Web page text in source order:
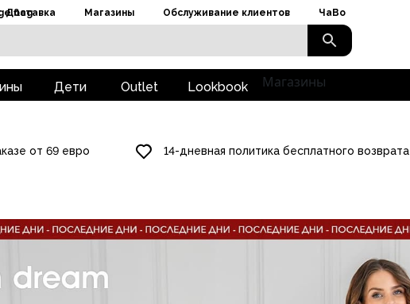
Доставка Магазины Обслуживание клиентов ЧаВо
Дети Outlet Lookbook Магазины
от 69 евро 14-дневная политика бесплатного возврата